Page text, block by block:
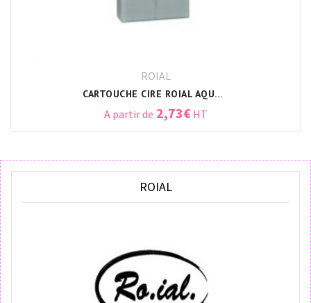
ROIAL
CARTOUCHE CIRE ROIAL AQUARIA
A partir de 2,73€HT
ROIAL